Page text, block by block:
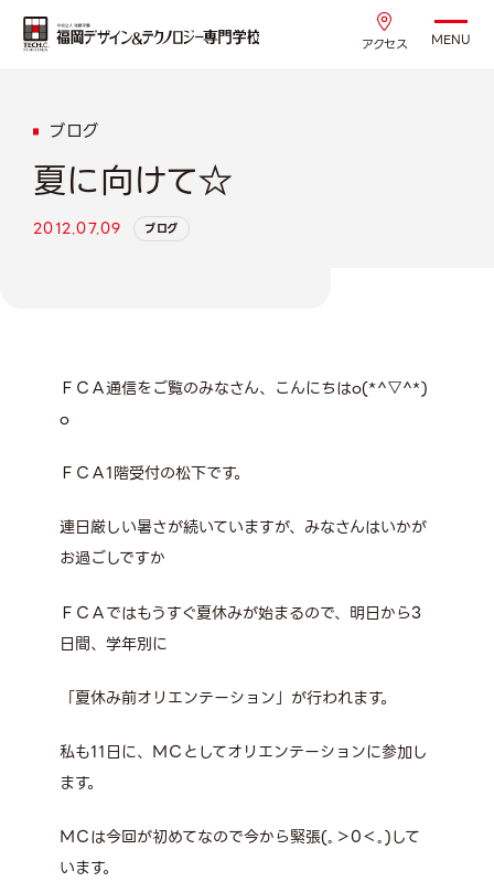
アクセス MENU
ブログ
夏に向けて☆
2012.07.09 ブログ
ＦＣＡ通信をご覧のみなさん、こんにちはo(*^▽^*)
o
ＦＣＡ1階受付の松下です。
連日厳しい暑さが続いていますが、みなさんはいかが
お過ごしですか
ＦＣＡではもうすぐ夏休みが始まるので、明日から3
日間、学年別に
「夏休み前オリエンテーション」が行われます。
私も11日に、ＭＣとしてオリエンテーションに参加し
ます。
ＭＣは今回が初めてなので今から緊張(｡＞0＜｡)して
います。